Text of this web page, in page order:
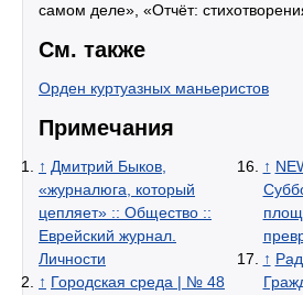
самом деле», «Отчёт:
См. также
Орден куртуазных маньеристов
Примечания
↑ Дмитрий Быков,
«журналюга, который
цепляет» :: Общество ::
Еврейский журнал.
Личности
↑ Городская среда | № 48
↑
↑